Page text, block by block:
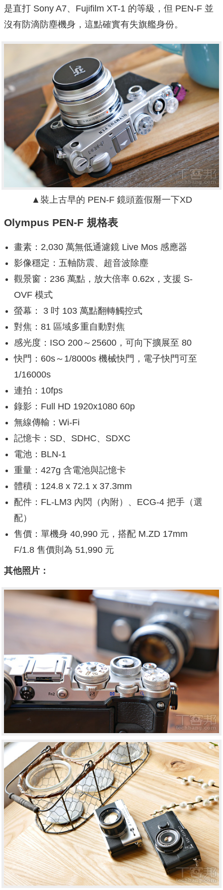
是直打 Sony A7、Fujifilm XT-1 的等級，但 PEN-F 並
沒有防滴防塵機身，這點確實有失旗艦身份。
▲裝上古早的 PEN-F 鏡頭蓋假掰一下XD
Olympus PEN-F 規格表
畫素：2,030 萬無低通濾鏡 Live Mos 感應器
影像穩定：五軸防震、超音波除塵
觀景窗：236 萬點，放大倍率 0.62x，支援 S-
OVF 模式
螢幕： 3 吋 103 萬點翻轉觸控式
對焦：81 區域多重自動對焦
感光度：ISO 200～25600，可向下擴展至 80
快門：60s～1/8000s 機械快門，電子快門可至
1/16000s
連拍：10fps
錄影：Full HD 1920x1080 60p
無線傳輸：Wi-Fi
記憶卡：SD、SDHC、SDXC
電池：BLN-1
重量：427g 含電池與記憶卡
體積：124.8 x 72.1 x 37.3mm
配件：FL-LM3 內閃（內附）、ECG-4 把手（選
配）
售價：單機身 40,990 元，搭配 M.ZD 17mm
F/1.8 售價則為 51,990 元
其他照片：